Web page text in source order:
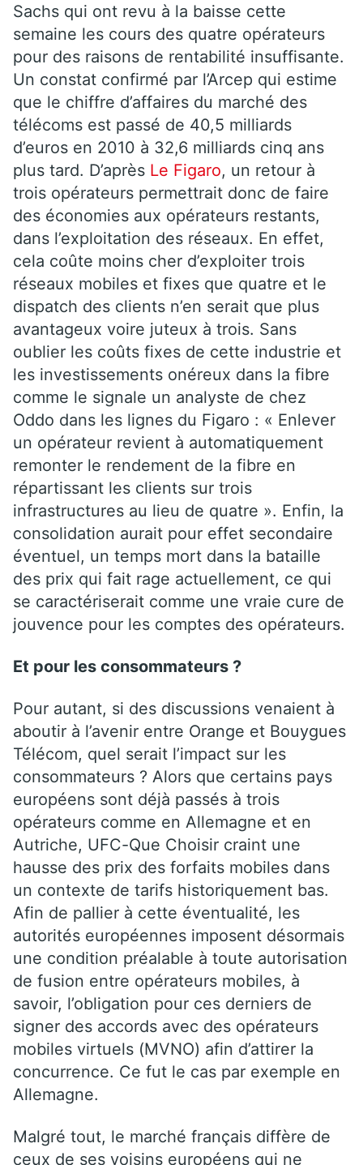
Sachs qui ont revu à la baisse cette
semaine les cours des quatre opérateurs
pour des raisons de rentabilité insuffisante.
Un constat confirmé par l’Arcep qui estime
que le chiffre d’affaires du marché des
télécoms est passé de 40,5 milliards
d’euros en 2010 à 32,6 milliards cinq ans
plus tard. D’après Le Figaro, un retour à
trois opérateurs permettrait donc de faire
des économies aux opérateurs restants,
dans l’exploitation des réseaux. En effet,
cela coûte moins cher d’exploiter trois
réseaux mobiles et fixes que quatre et le
dispatch des clients n’en serait que plus
avantageux voire juteux à trois. Sans
oublier les coûts fixes de cette industrie et
les investissements onéreux dans la fibre
comme le signale un analyste de chez
Oddo dans les lignes du Figaro : « Enlever
un opérateur revient à automatiquement
remonter le rendement de la fibre en
répartissant les clients sur trois
infrastructures au lieu de quatre ». Enfin, la
consolidation aurait pour effet secondaire
éventuel, un temps mort dans la bataille
des prix qui fait rage actuellement, ce qui
se caractériserait comme une vraie cure de
jouvence pour les comptes des opérateurs.
Et pour les consommateurs ?
Pour autant, si des discussions venaient à
aboutir à l’avenir entre Orange et Bouygues
Télécom, quel serait l’impact sur les
consommateurs ? Alors que certains pays
européens sont déjà passés à trois
opérateurs comme en Allemagne et en
Autriche, UFC-Que Choisir craint une
hausse des prix des forfaits mobiles dans
un contexte de tarifs historiquement bas.
Afin de pallier à cette éventualité, les
autorités européennes imposent désormais
une condition préalable à toute autorisation
de fusion entre opérateurs mobiles, à
savoir, l’obligation pour ces derniers de
signer des accords avec des opérateurs
mobiles virtuels (MVNO) afin d’attirer la
concurrence. Ce fut le cas par exemple en
Allemagne.
Malgré tout, le marché français diffère de
ceux de ses voisins européens qui ne